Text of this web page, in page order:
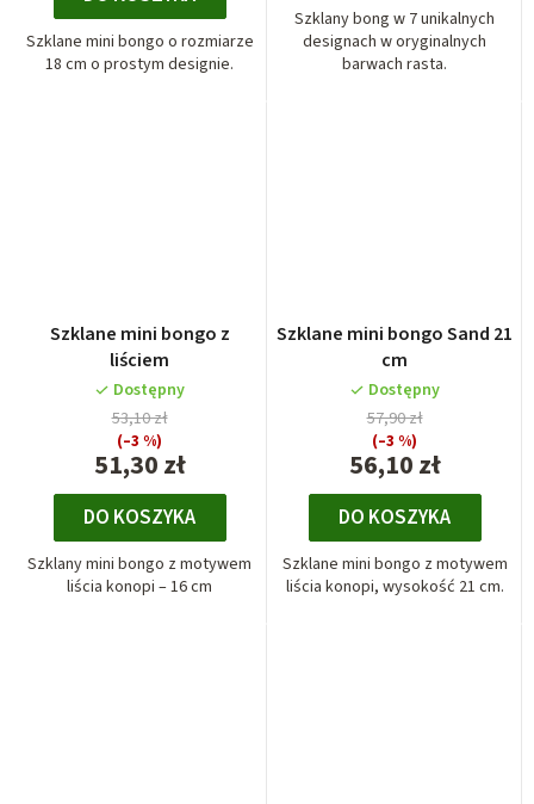
Szklane mini bongo o rozmiarze
18 cm o prostym designie.
Szklany bong w 7 unikalnych
designach w oryginalnych
barwach rasta.
Szklane mini bongo z
liściem
Dostępny
51,30 zł
53,10 zł
(–3 %)
DO KOSZYKA
Szklany mini bongo z motywem
liścia konopi – 16 cm
Szklane mini bongo Sand 21
cm
Dostępny
56,10 zł
57,90 zł
(–3 %)
DO KOSZYKA
Szklane mini bongo z motywem
liścia konopi, wysokość 21 cm.